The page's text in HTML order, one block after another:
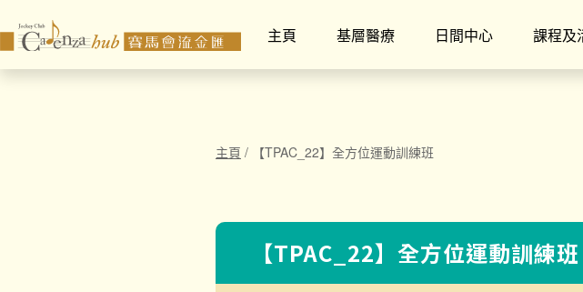
主頁 基層醫療 日間中心 課程及
主頁 / 【TPAC_22】全方位運動訓練班
【TPAC_22】全方位運動訓練班